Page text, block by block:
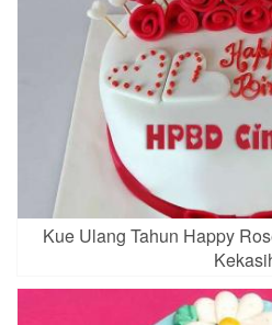
Kue Ulang Tahun Happy